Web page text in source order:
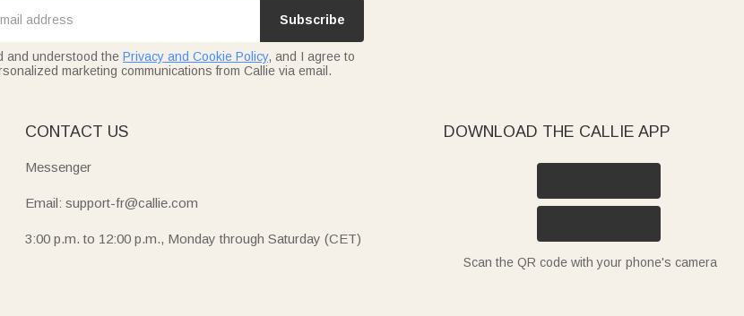
Subscribe
and understood the Privacy and Cookie Policy, and I agree to
marketing communications from Callie via email.
CONTACT US
Messenger
Email: support-fr@callie.com
3:00 p.m. to 12:00 p.m., Monday through Saturday (CET)
DOWNLOAD THE CALLIE APP
Scan the QR code with your phone's camera